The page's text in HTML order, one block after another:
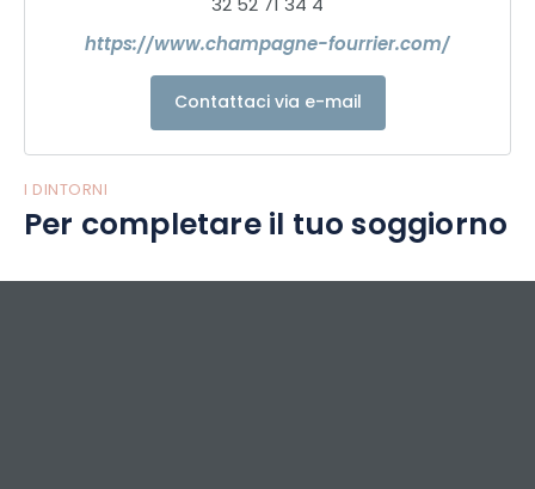
32 52 71 34 4
https://www.champagne-fourrier.com/
Contattaci via e-mail
I DINTORNI
Per completare il tuo soggiorno